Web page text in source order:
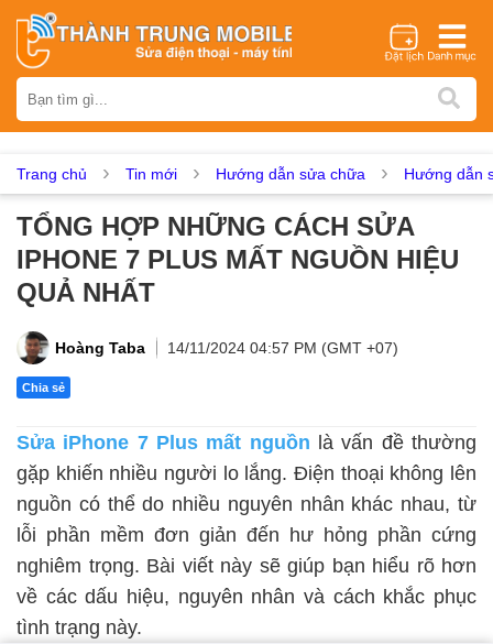
iPhone Samsung Oppo Xiaomi Realme Vivo
Nokia
Asus Sony Vertu LG Tecno
Dịch vụ sửa chữa
Thay màn hình Thay camera
Thay mic Thay rung Thay main Unlock - Mở Khoá
Màn hình Realme
Màn hình Vsmart Màn hình Google Pixel
Thay pin
Pin iPhone Pin Samsumg Pin Oppo Pin Xiaomi
Pin Realme
Trang chủ Tin mới Hướng dẫn sửa chữa Hướng dẫn
TỔNG HỢP NHỮNG CÁCH SỬA
IPHONE 7 PLUS MẤT NGUỒN HIỆU
QUẢ NHẤT
Hoàng Taba 14/11/2024 04:57 PM (GMT +07)
Chia sẻ
Sửa iPhone 7 Plus mất nguồn là vấn đề thường
gặp khiến nhiều người lo lắng. Điện thoại không lên
nguồn có thể do nhiều nguyên nhân khác nhau, từ
lỗi phần mềm đơn giản đến hư hỏng phần cứng
nghiêm trọng. Bài viết này sẽ giúp bạn hiểu rõ hơn
về các dấu hiệu, nguyên nhân và cách khắc phục
tình trạng này.